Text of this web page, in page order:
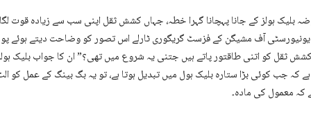
بلیک ہولز کے جانا پہچانا گہرا خطہ، جہاں کشش ثقل اپنی سب سے زیادہ قوت
آف مشیگن کے فزسٹ گریگوری ٹارلے اس تصور کو وضاحت دیتے ہوئے
ثقل کو اتنی طاقتور پاتے ہیں جتنی یہ شروع میں تھی؟” ان کا جواب بلیک
ہے کہ جب کوئی بڑا ستارہ بلیک ہول میں تبدیل ہوتا ہے، تو یہ بگ بینگ کے عمل کو
کہ معمول کی مادہ۔